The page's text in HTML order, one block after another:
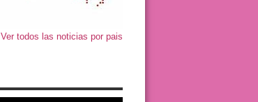
Ver todos las noticias por pais